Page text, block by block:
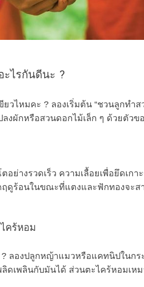
ไรกันดีนะ ?
วไหมคะ ? ลองเริ่มต้น “ชวนลูกทำ
งผักหรือสวนดอกไม้เล็ก ๆ ด้วยตัวขอ
อย่างรวดเร็ว ความเลื้อยเพื่อยึดเก
ดูร้อนในขณะที่แตงและฟักทองจะส
คร้หอม
? ลองปลูกหญ้าแมวหรือแคทนิปในก
ดเพลินกับมันได้ ส่วนตะไคร้หอมเหม